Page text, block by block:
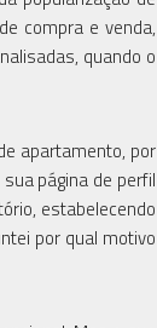
compra e venda,
quando o
apartamento, por
página de perfil
estabelecendo
por qual motivo